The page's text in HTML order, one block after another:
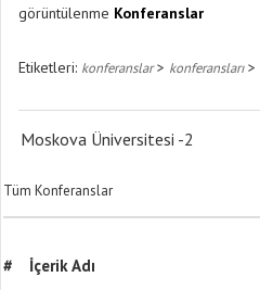
görüntülenme Konferanslar
Etiketleri: konferanslar> konferansları>
Moskova Üniversitesi -2
Tüm Konferanslar
# İçerik Adı